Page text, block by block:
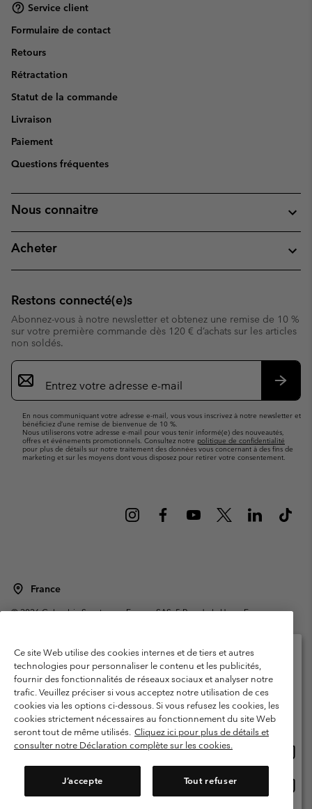
Service client
Formulaire de contact
Retours
Rétractation
Statut de la commande
Livraison
Paiement
Questions fréquentes
Nous connaitre
Acheter
Restons connecté(e)s
Abonnez-vous à notre newsletter et obtenez une remise de 10 %
sur votre première commande dès 120 € d’achats sur les articles
non soldés.
Inscription
par
e-
En nous communiquant votre adresse e-mail, vous vous inscrivez à notre newsletter et
bénéficiez d’une remise de bienvenue de 10 %.
Nous utiliserons votre adresse e-mail pour vous tenir informé(e) des nouveautés,
offres et événements promotionnels. Consultez notre politique de confidentialité
pour plus de détails sur notre traitement des données vous concernant à des fins de
marketing et sur les moyens dont vous disposez pour retirer votre consentement.
France
©2026Columbia Sportswear Europe SAS. 5 Rue de la Haye, Espace
Garanties Légales
Politique de confidentialité
Conditions d'utilisation - Membres
Conditions D'utilisation - Contenu généré par l'utilisateur
Impressum
Cookies
Public CBCR
Service client: Lun - Sam de 9h à 13h et de 14h à 18h
Ce site Web utilise des cookies internes et de tiers et autres
technologies pour personnaliser le contenu et les publicités,
fournir des fonctionnalités de réseaux sociaux et analyser notre
trafic. Veuillez préciser si vous acceptez notre utilisation de ces
cookies via les options ci-dessous. Si vous refusez les cookies, les
cookies strictement nécessaires au fonctionnement du site Web
seront tout de même utilisés. Cliquez ici pour plus de détails et
consulter notre Déclaration complète sur les cookies.
J’accepte Tout refuser
Veuillez sélectionner votre pays d’expédition et
votre langue
Achats en ligne disponibles
United States
ligne
France